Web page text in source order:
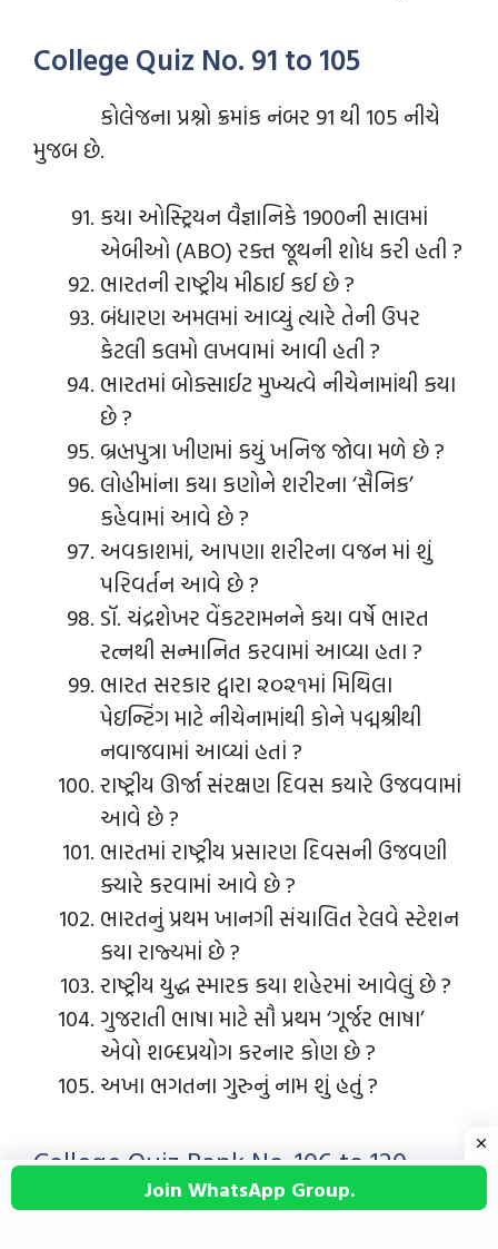
College Quiz No. 91 to 105
કોલેજના પ્રશ્નો ક્રમાંક નંબર 91 થી 105 નીચે
મુજબ છે.
કયા ઓસ્ટ્રિયન વૈજ્ઞાનિકે 1900ની સાલમાં
એબીઓ (ABO) રક્ત જૂથની શોધ કરી હતી ?
ભારતની રાષ્ટ્રીય મીઠાઈ કઈ છે ?
બંધારણ અમલમાં આવ્યું ત્યારે તેની ઉપર
કેટલી કલમો લખવામાં આવી હતી ?
ભારતમાં બોક્સાઈટ મુખ્યત્વે નીચેનામાંથી કયા
છે ?
બ્રહ્મપુત્રા ખીણમાં કયું ખનિજ જોવા મળે છે ?
લોહીમાંના કયા કણોને શરીરના ‘સૈનિક’
કહેવામાં આવે છે ?
અવકાશમાં, આપણા શરીરના વજન માં શું
પરિવર્તન આવે છે ?
ડૉ. ચંદ્રશેખર વેંકટરામનને કયા વર્ષે ભારત
રત્નથી સન્માનિત કરવામાં આવ્યા હતા ?
ભારત સરકાર દ્વારા ૨૦૨૧માં મિથિલા
પેઇન્ટિંગ માટે નીચેનામાંથી કોને પદ્મશ્રીથી
નવાજવામાં આવ્યાં હતાં ?
રાષ્ટ્રીય ઊર્જા સંરક્ષણ દિવસ કયારે ઉજવવામાં
આવે છે ?
ભારતમાં રાષ્ટ્રીય પ્રસારણ દિવસની ઉજવણી
ક્યારે કરવામાં આવે છે ?
ભારતનું પ્રથમ ખાનગી સંચાલિત રેલવે સ્ટેશન
કયા રાજ્યમાં છે ?
રાષ્ટ્રીય યુદ્ધ સ્મારક કયા શહેરમાં આવેલું છે ?
ગુજરાતી ભાષા માટે સૌ પ્રથમ ‘ગૂર્જર ભાષા’
એવો શબ્દપ્રયોગ કરનાર કોણ છે ?
અખા ભગતના ગુરુનું નામ શું હતું ?
College Quiz Bank No. 106 to 120
કોલેજના પ્રશ્નો ક્રમાંક નંબર 106 થી 120 નીચે
Join WhatsApp Group.